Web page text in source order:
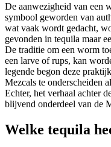
De aanwezigheid van een
symbool geworden van
wat vaak wordt gedacht,
gevonden in tequila maar
De traditie om een worm
een larve of rups, kan
legende begon deze
Mezcals te onderscheiden
Echter, het verhaal achter
blijvend onderdeel van de
Welke tequila